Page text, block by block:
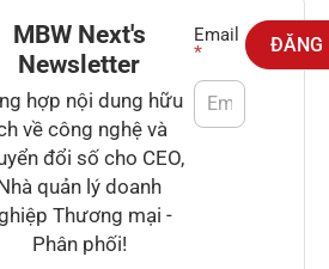
MBW Next's
Newsletter
hợp nội dung hữu
về công nghệ và
đổi số cho CEO,
quản lý doanh
Thương mại -
Phân phối!
Newsletter
Email
*
ĐĂNG